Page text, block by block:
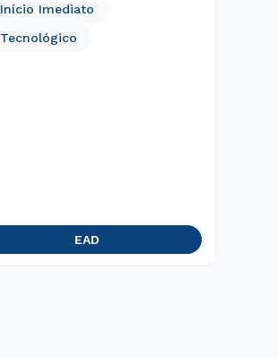
Início Imediato
Tecnológico
EAD